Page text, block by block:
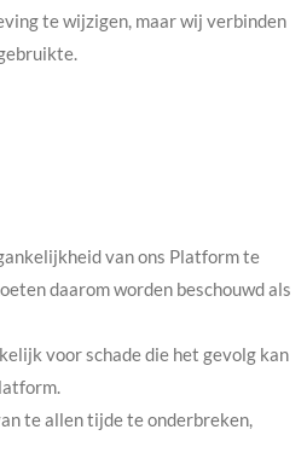
te wijzigen, maar wij verbinden
van ons Platform te
daarom worden beschouwd als
voor schade die het gevolg kan
te allen tijde te onderbreken,